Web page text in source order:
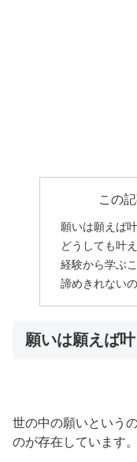
この
願いは願えば
どうしても叶
経験から学ぶ
諦めきれない
願いは願えば
世の中の願いという
のが存在しています。